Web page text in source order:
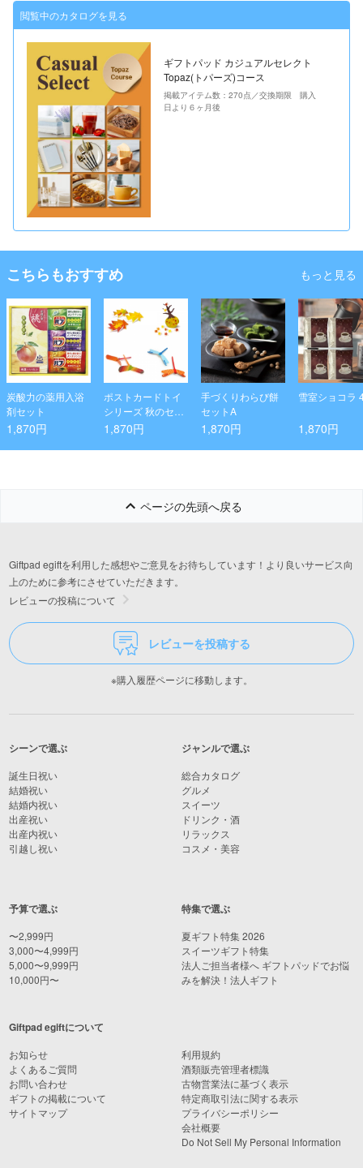
閲覧中のカタログを見る
ギフトパッド カジュアルセレクト
Topaz(トパーズ)コース
掲載アイテム数：270点／交換期限 購入
日より６ヶ月後
こちらもおすすめ もっと見る
炭酸力の薬用入浴
剤セット
1,870円
ポストカードトイ
シリーズ 秋のセレ
クション
1,870円
手づくりわらび餅
セットA
1,870円
雪室ショコラ
1,870円
ページの先頭へ戻る
Giftpad egiftを利用した感想やご意見をお待ちしています！より良いサービス向
上のために参考にさせていただきます。
レビューの投稿について
レビューを投稿する
※購入履歴ページに移動します。
シーンで選ぶ
誕生日祝い
結婚祝い
結婚内祝い
出産祝い
出産内祝い
引越し祝い
予算で選ぶ
〜2,999円
3,000〜4,999円
5,000〜9,999円
10,000円〜
ジャンルで選ぶ
総合カタログ
グルメ
スイーツ
ドリンク・酒
リラックス
コスメ・美容
特集で選ぶ
夏ギフト特集 2026
スイーツギフト特集
法人ご担当者様へ ギフトパッドでお悩
みを解決！法人ギフト
Giftpad egiftについて
お知らせ
よくあるご質問
お問い合わせ
ギフトの掲載について
サイトマップ
利用規約
酒類販売管理者標識
古物営業法に基づく表示
特定商取引法に関する表示
プライバシーポリシー
会社概要
Do Not Sell My Personal Information